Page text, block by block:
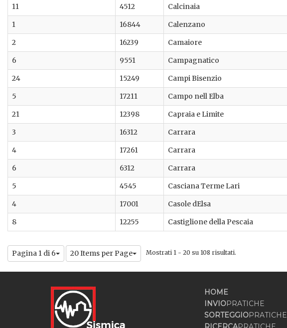
11
4512 Calcinaia
1
16844 Calenzano
2
16239 Camaiore
6
9551 Campagnatico
24
15249 Campi Bisenzio
5
17211 Campo nell Elba
21
12398 Capraia e Limite
3
16312 Carrara
4
17261 Carrara
6
6312 Carrara
5
4545 Casciana Terme Lari
4
17001 Casole dElsa
8
12255 Castiglione della Pescaia
Pagina 1 di 6 20 Items per Page Mostrati 1 - 20 su 108 risultati.
HOME
INVIOPRATICHE
SORTEGGIOPRATICHE